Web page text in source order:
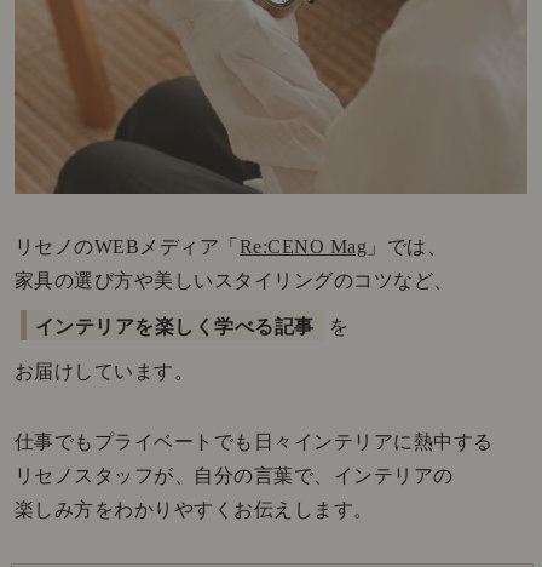
リセノのWEBメディア「 Re:CENO Mag 」では、
家具の選び方や美しいスタイリングのコツなど、
インテリアを楽しく学べる記事 を
お届けしています。
仕事でもプライベートでも日々インテリアに熱中する
リセノスタッフが、自分の言葉で、インテリアの
楽しみ方をわかりやすくお伝えします。